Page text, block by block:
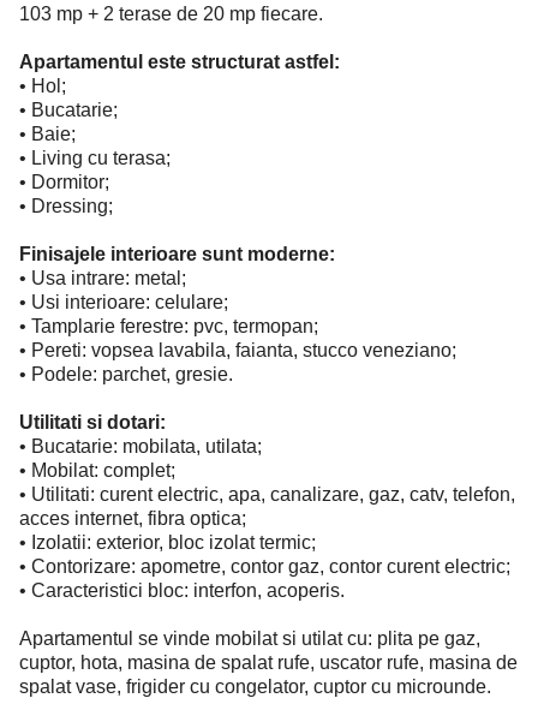
103 mp + 2 terase de 20 mp fiecare.
Apartamentul este structurat astfel:
• Hol;
• Bucatarie;
• Baie;
• Living cu terasa;
• Dormitor;
• Dressing;
Finisajele interioare sunt moderne:
• Usa intrare: metal;
• Usi interioare: celulare;
• Tamplarie ferestre: pvc, termopan;
• Pereti: vopsea lavabila, faianta, stucco veneziano;
• Podele: parchet, gresie.
Utilitati si dotari:
• Bucatarie: mobilata, utilata;
• Mobilat: complet;
• Utilitati: curent electric, apa, canalizare, gaz, catv, telefon,
acces internet, fibra optica;
• Izolatii: exterior, bloc izolat termic;
• Contorizare: apometre, contor gaz, contor curent electric;
• Caracteristici bloc: interfon, acoperis.
Apartamentul se vinde mobilat si utilat cu: plita pe gaz,
cuptor, hota, masina de spalat rufe, uscator rufe, masina de
spalat vase, frigider cu congelator, cuptor cu microunde.